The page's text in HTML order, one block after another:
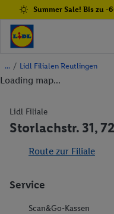
Summer Sale! Bis zu
/ Lidl Filialen Reutlingen
Loading map...
Lidl Filiale
Storlachstr. 31,
Route zur Filiale
Service
Scan&Go-Kassen